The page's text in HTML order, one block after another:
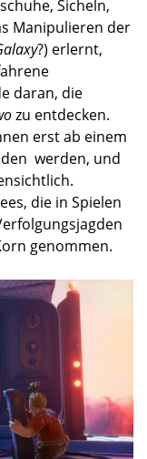
Sicheln,
Manipulieren der
?) erlernt,
daran, die
zu entdecken.
erst ab einem
werden, und
die in Spielen
genommen.